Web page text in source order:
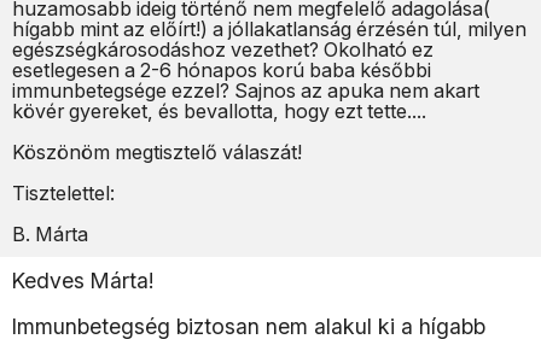
huzamosabb ideig történő nem megfelelő adagolása(
hígabb mint az előírt!) a jóllakatlanság érzésén túl, milyen
egészségkárosodáshoz vezethet? Okolható ez
esetlegesen a 2-6 hónapos korú baba későbbi
immunbetegsége ezzel? Sajnos az apuka nem akart
kövér gyereket, és bevallotta, hogy ezt tette....
Köszönöm megtisztelő válaszát!
Tisztelettel:
B. Márta
Kedves Márta!
Immunbetegség biztosan nem alakul ki a hígabb